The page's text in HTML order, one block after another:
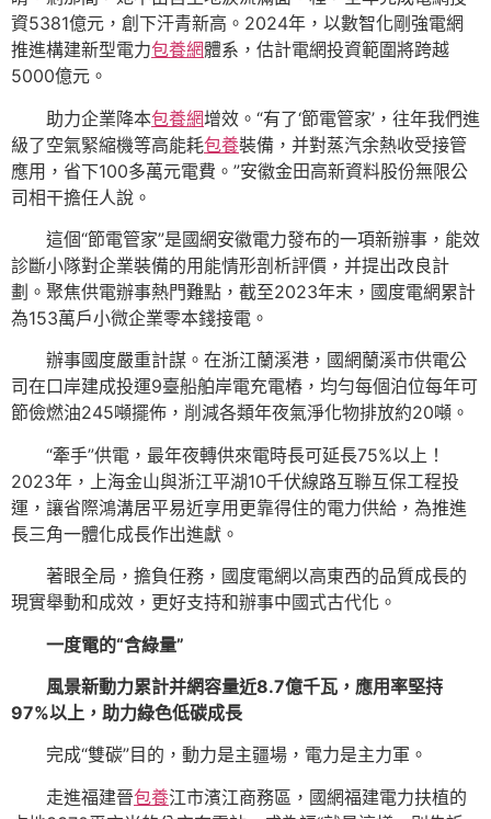
資5381億元，創下汗青新高。2024年，以數智化剛強電網
推進構建新型電力包養網體系，估計電網投資範圍將跨越
5000億元。
助力企業降本包養網增效。“有了‘節電管家’，往年我們進
級了空氣緊縮機等高能耗包養裝備，并對蒸汽余熱收受接管
應用，省下100多萬元電費。”安徽金田高新資料股份無限公
司相干擔任人說。
這個“節電管家”是國網安徽電力發布的一項新辦事，能效
診斷小隊對企業裝備的用能情形剖析評價，并提出改良計
劃。聚焦供電辦事熱門難點，截至2023年末，國度電網累計
為153萬戶小微企業零本錢接電。
辦事國度嚴重計謀。在浙江蘭溪港，國網蘭溪市供電公
司在口岸建成投運9臺船舶岸電充電樁，均勻每個泊位每年可
節儉燃油245噸擺佈，削減各類年夜氣淨化物排放約20噸。
“牽手”供電，最年夜轉供來電時長可延長75%以上！
2023年，上海金山與浙江平湖10千伏線路互聯互保工程投
運，讓省際鴻溝居平易近享用更靠得住的電力供給，為推進
長三角一體化成長作出進獻。
著眼全局，擔負任務，國度電網以高東西的品質成長的
現實舉動和成效，更好支持和辦事中國式古代化。
一度電的“含綠量”
風景新動力累計并網容量近8.7億千瓦，應用率堅持
97%以上，助力綠色低碳成長
完成“雙碳”目的，動力是主疆場，電力是主力軍。
走進福建晉包養江市濱江商務區，國網福建電力扶植的